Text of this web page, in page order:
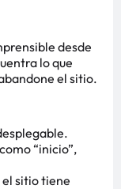
desde
lo que
el sitio.
“inicio”,
el sitio tiene